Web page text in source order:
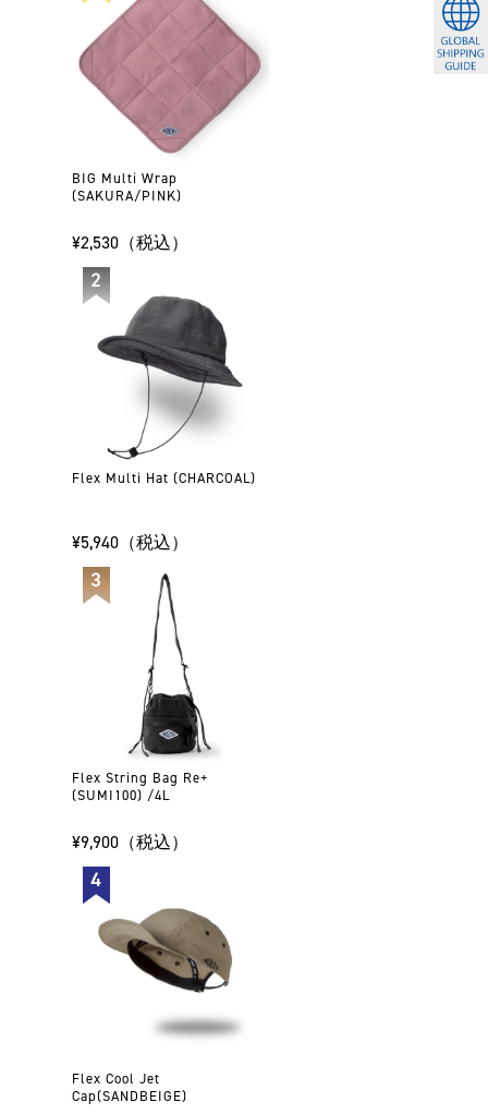
BIG Multi Wrap
(SAKURA/PINK)
¥2,530（税込）
Flex Multi Hat (CHARCOAL)
¥5,940（税込）
Flex String Bag Re+
(SUMI100) /4L
¥9,900（税込）
Flex Cool Jet
Cap(SANDBEIGE)